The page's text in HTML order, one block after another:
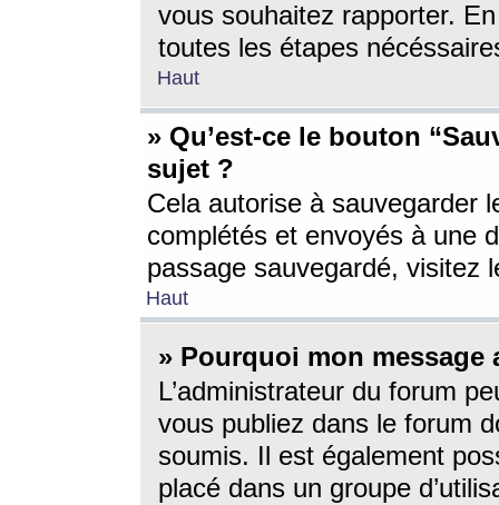
vous souhaitez rapporter.
toutes les étapes
Haut
» Qu’est-ce le bouton
sujet ?
Cela autorise à sauvegarder
complétés et envoyés à une
passage sauvegardé, visitez
Haut
» Pourquoi mon message
L’administrateur du forum
vous publiez dans le forum
soumis. Il est également
placé dans un groupe